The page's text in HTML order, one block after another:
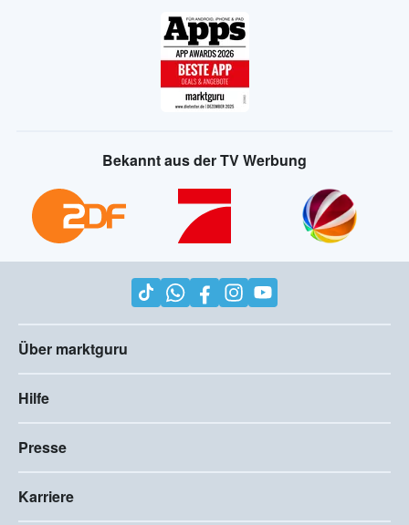
Bekannt aus der TV Werbung
Über marktguru
Hilfe
Presse
Karriere